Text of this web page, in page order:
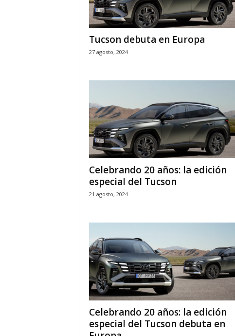
Tucson debuta en Europa
27 agosto, 2024
Celebrando 20 años: la edición
especial del Tucson
21 agosto, 2024
Celebrando 20 años: la edición
especial del Tucson debuta en